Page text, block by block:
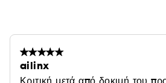
ailinx
Κριτική μετά από δοκιμή του